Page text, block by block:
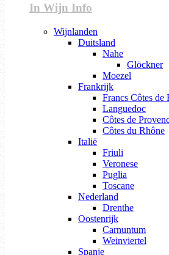
In Wijn Info
Wijnlanden
Duitsland
Nahe
Glöckner
Moezel
Frankrijk
Francs Côtes de
Languedoc
Côtes de
Côtes du Rhône
Italië
Friuli
Veronese
Puglia
Toscane
Nederland
Drenthe
Oostenrijk
Carnuntum
Weinviertel
Spanje